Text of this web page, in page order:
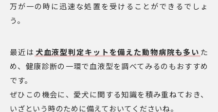
万が一の時に迅速な処置を受けることができるでしょ
う。
最近は 犬血液型判定キットを備えた動物病院も多い た
め、健康診断の一環で血液型を調べてみるのもおすすめ
です。
ぜひこの機会に、愛犬に関する知識を積み重ねておき、
いざという時のために備えておいてくださいね。